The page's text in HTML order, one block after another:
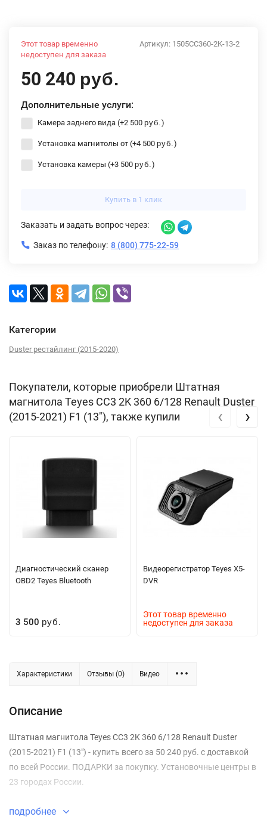
Артикул: 1505CC360-2K-13-2
Этот товар временно
недоступен для заказа
50 240 руб.
Дополнительные услуги:
Камера заднего вида (+2 500 руб. )
Установка магнитолы от (+4 500 руб. )
Установка камеры (+3 500 руб. )
Купить в 1 клик
Заказать и задать вопрос через:
Заказ по телефону: 8 (800) 775-22-59
Категории
Duster рестайлинг (2015-2020)
Покупатели, которые приобрели Штатная
магнитола Teyes CC3 2K 360 6/128 Renault Duster
(2015-2021) F1 (13"), также купили
Диагностический сканер
OBD2 Teyes Bluetooth
3 500 руб.
Видеорегистратор Teyes X5-
DVR
Этот товар временно
недоступен для заказа
‹ ›
Характеристики Отзывы (0) Видео
Описание
Штатная магнитола Teyes CC3 2K 360 6/128 Renault Duster
(2015-2021) F1 (13") - купить всего за 50 240 руб. с доставкой
по всей России. ПОДАРКИ за покупку. Установочные центры в
23 городах России.
подробнее